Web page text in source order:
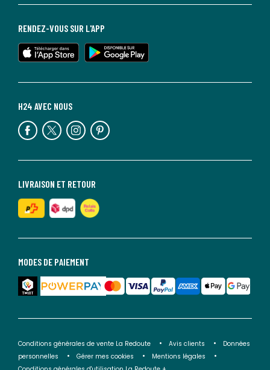
MODES DE PAIEMENT
LIVRAISON ET RETOUR
H24 AVEC NOUS
RENDEZ-VOUS SUR L'APP
Conditions générales de vente La Redoute Avis clients
Données
personnelles
Gérer mes cookies
Mentions légales